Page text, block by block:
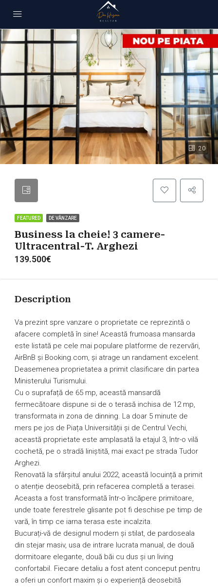
20
FEATURED DE VÂNZARE
Business la cheie! 3 camere-
Ultracentral-T. Arghezi
139.500€
Description
Va prezint spre vanzare o proprietate ce reprezintă o
afacere completă în sine! Această frumoasa mansarda
este listată pe cele mai populare platforme de rezervări,
AirBnB și Booking.com, și atrage un randament excelent.
Deasemenea proprietatea a primit clasificare din partea
Ministerului Turismului.
Cu o suprafață de 65 mp, această mansardă
fermecătoare dispune si de o terasă inchisa de 12 mp,
transformata in zona de dinning. La doar 5 minute de
mers pe jos de Piața Universității și de Centrul Vechi,
această proprietate este amplasată la etajul 3, într-o vilă
cochetă, pe o stradă liniștită, mai exact pe strada Tudor
Arghezi.
Renovată la sfârșitul anului 2022, această locuință a primit
o atenție deosebită, prin refacerea completă a terasei.
Aceasta a fost transformată într-o încăpere primitoare,
unde toate ferestrele glisante pot fi deschise pe timp de
vară, în timp ce iarna terasa este incalzita.
Bucurați-vă de designul modern și stilat, de pardoseala
din stejar masiv, usa de intrare lucrata manual, de două
dormitoare elegante, două băi cu dus și un living
confortabil. Fiecare detaliu a fost atent conceput pentru
a oferi un confort maxim și o experiență deosebită